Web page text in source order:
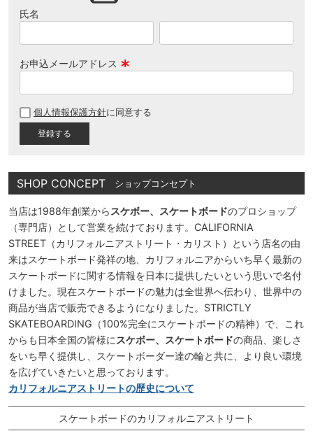
氏名
お申込メールアドレス
須
個人情報保護方針に同意する
SHOP CONCEPT ショップコンセプト
当店は1988年創業から スケボー、スケートボードのプロショップ
（専門店）として営業を続けております。CALIFORNIA
STREET（カリフォルニアストリート・カリスト）という店名の由
来はスケートボード発祥の地、カリフォルニアからいち早く最新の
スケートボードに関する情報を日本に提供したいという思いで名付
けました。現在スケートボードの魅力は全世界へ伝わり、世界中の
商品が当店で販売できるようになりました。STRICTLY
SKATEBOARDING（100%完全にスケートボードの精神）で、これ
からも日本全国の皆様に スケボー、スケートボードの商品、楽しさ
をいち早く提供し、スケートボーダー達の輪と共に、より良い環境
を広げていきたいと思っております。
カリフォルニアストリートの歴史について
スケートボードのカリフォルニアストリート